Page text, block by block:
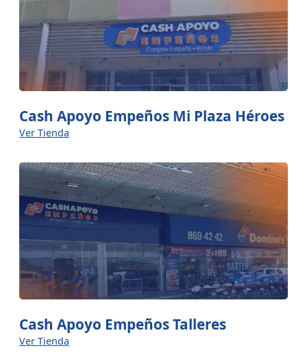
Cash Apoyo Empeños Mi Plaza Héroes
Ver Tienda
Cash Apoyo Empeños Talleres
Ver Tienda